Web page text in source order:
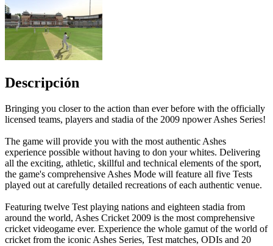
Descripción
Bringing you closer to the action than ever before with the officially
licensed teams, players and stadia of the 2009 npower Ashes Series!
The game will provide you with the most authentic Ashes
experience possible without having to don your whites. Delivering
all the exciting, athletic, skillful and technical elements of the sport,
the game's comprehensive Ashes Mode will feature all five Tests
played out at carefully detailed recreations of each authentic venue.
Featuring twelve Test playing nations and eighteen stadia from
around the world, Ashes Cricket 2009 is the most comprehensive
cricket videogame ever. Experience the whole gamut of the world of
cricket from the iconic Ashes Series, Test matches, ODIs and 20